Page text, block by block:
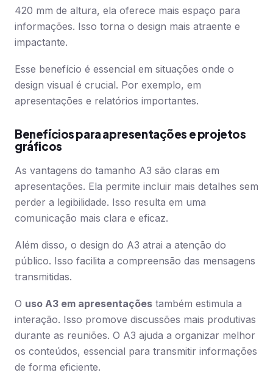
420 mm de altura, ela oferece mais espaço para
informações. Isso torna o design mais atraente e
impactante.
Esse benefício é essencial em situações onde o
design visual é crucial. Por exemplo, em
apresentações e relatórios importantes.
Benefícios para apresentações e projetos
gráficos
As vantagens do tamanho A3 são claras em
apresentações. Ela permite incluir mais detalhes sem
perder a legibilidade. Isso resulta em uma
comunicação mais clara e eficaz.
Além disso, o design do A3 atrai a atenção do
público. Isso facilita a compreensão das mensagens
transmitidas.
O uso A3 em apresentações também estimula a
interação. Isso promove discussões mais produtivas
durante as reuniões. O A3 ajuda a organizar melhor
os conteúdos, essencial para transmitir informações
de forma eficiente.